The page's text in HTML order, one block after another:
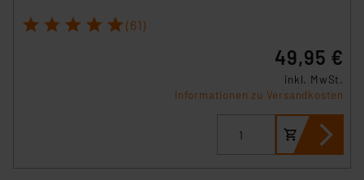
1 2 3 4 5 (61)
49,95 €
inkl. MwSt.
Informationen zu Versandkosten